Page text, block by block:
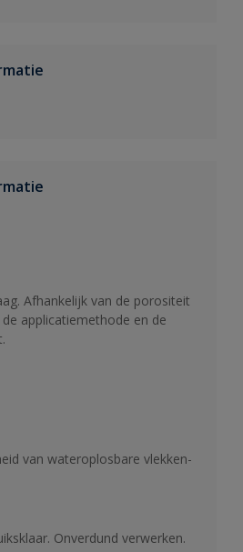
Afhankelijk van de porositeit
applicatiemethode en de
van wateroplosbare vlekken-
Onverdund verwerken.